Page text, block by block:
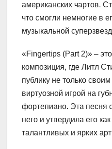
американских чартов.
что смогли немногие в
музыкальной
«Fingertips (Part 2)» –
композиция, где Литл
публику не только
виртуозной игрой на
фортепиано. Эта песня
него и утвердила его
талантливых и ярких